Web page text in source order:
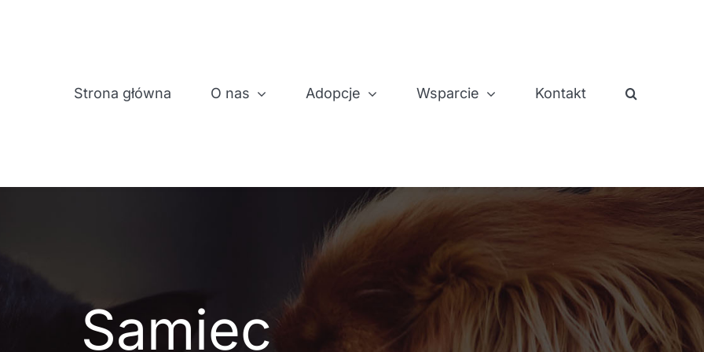
Strona główna O nas Adopcje Wsparcie Kontakt
Samiec